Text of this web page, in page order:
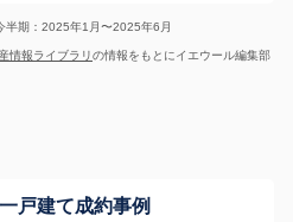
期：2025年1月〜2025年6月
情報ライブラリの情報をもとにイエウール編集部
戸建て成約事例